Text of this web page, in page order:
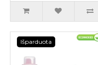
Išparduota